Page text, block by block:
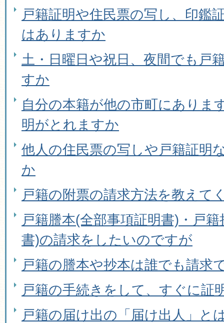
戸籍証明や住民票の写し、印鑑
はありますか
土・日曜日や祝日、夜間でも戸
すか
自分の本籍が他の市町にありま
明がとれますか
他人の住民票の写しや戸籍証明
か
戸籍の附票の請求方法を教えて
戸籍謄本(全部事項証明書)・戸
書)の請求をしたいのですが
戸籍の謄本や抄本は誰でも請求
戸籍の手続きをして、すぐに証
戸籍の届け出の「届け出人」と